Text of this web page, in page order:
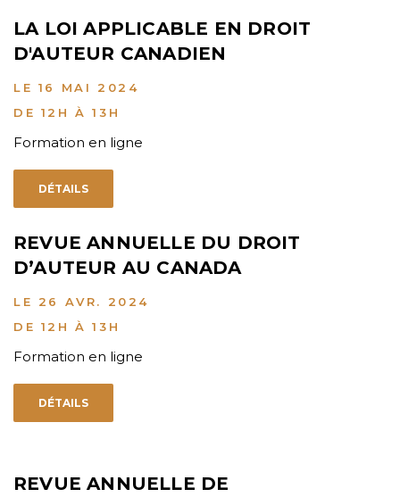
LA LOI APPLICABLE EN DROIT
D'AUTEUR CANADIEN
LE 16 MAI 2024
DE 12H À 13H
Formation en ligne
DÉTAILS
REVUE ANNUELLE DU DROIT
D’AUTEUR AU CANADA
LE 26 AVR. 2024
DE 12H À 13H
Formation en ligne
DÉTAILS
REVUE ANNUELLE DE